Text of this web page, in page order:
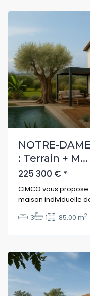
NOTRE-
: Terrain + M...
225 300 € *
CIMCO vous
maison individuelle
3 1 85.00 m2